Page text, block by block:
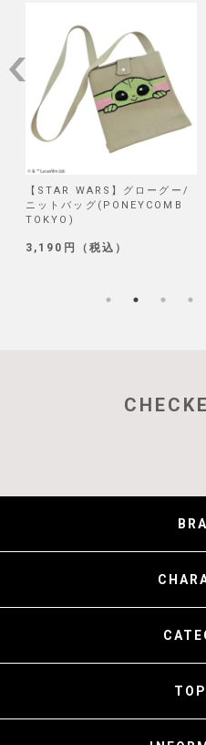
【STAR WARS】グローグー/
ニットバッグ(PONEYCOMB
TOKYO)
3,190円（税込）